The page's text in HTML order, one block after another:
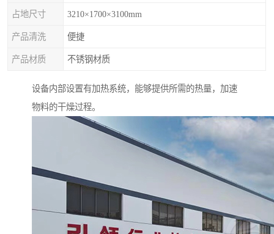
占地尺寸 3210×1700×3100mm
产品清洗 便捷
产品材质 不锈钢材质
设备内部设置有加热系统，能够提供所需的热量，加速
物料的干燥过程。